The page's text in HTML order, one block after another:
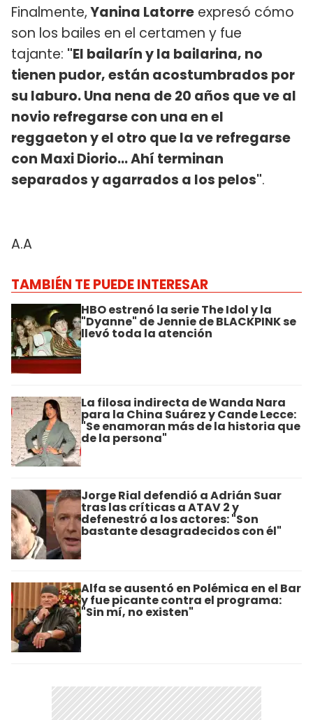
Finalmente,Yanina Latorre expresó cómo
son los bailes en el certamen y fue
tajante: "El bailarín y la bailarina, no
tienen pudor, están acostumbrados por
su laburo. Una nena de 20 años que ve al
novio refregarse con una en el
reggaeton y el otro que la ve refregarse
con Maxi Diorio... Ahí terminan
separados y agarrados a los pelos".
A.A
TAMBIÉN TE PUEDE INTERESAR
HBO estrenó la serie The Idol y la
"Dyanne" de Jennie de BLACKPINK se
llevó toda la atención
La filosa indirecta de Wanda Nara
para la China Suárez y Cande Lecce:
"Se enamoran más de la historia que
de la persona"
Jorge Rial defendió a Adrián Suar
tras las críticas a ATAV 2 y
defenestró a los actores: "Son
bastante desagradecidos con él"
Alfa se ausentó en Polémica en el Bar
y fue picante contra el programa:
"Sin mí, no existen"